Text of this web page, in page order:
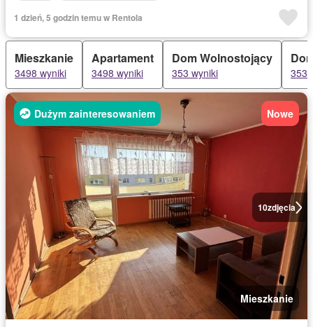
1 dzień, 5 godzin temu w Rentola
Mieszkanie
3498 wyniki
Apartament
3498 wyniki
Dom Wolnostojący
353 wyniki 353
10zdjęcia
Dużym zainteresowaniem Nowe
Mieszkanie